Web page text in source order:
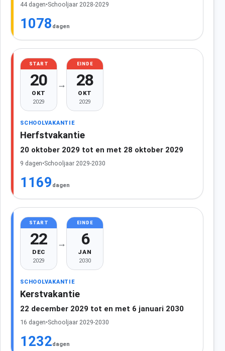
44 dagen•Schooljaar 2028-2029
1078 dagen
START
20
OKT
2029
→
EINDE
28
OKT
2029
SCHOOLVAKANTIE
Herfstvakantie
20 oktober 2029 tot en met 28 oktober 2029
9 dagen•Schooljaar 2029-2030
1169 dagen
START
22
DEC
2029
→
EINDE
6
JAN
2030
SCHOOLVAKANTIE
Kerstvakantie
22 december 2029 tot en met 6 januari 2030
16 dagen•Schooljaar 2029-2030
1232dagen